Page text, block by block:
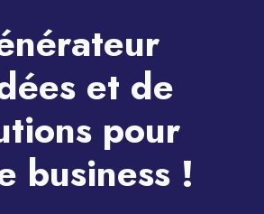
et de
pour
business !